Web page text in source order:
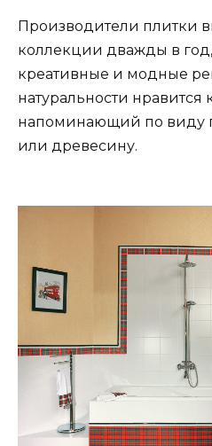
Производители плитки
коллекции дважды в
креативные и модные
натуральности нравится
напоминающий по виду
или древесину.